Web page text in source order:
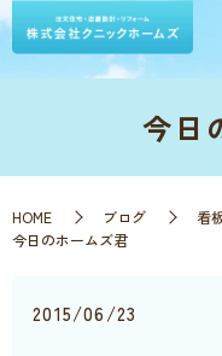
今日
HOME ブログ
看
今日のホームズ君
2015/06/23